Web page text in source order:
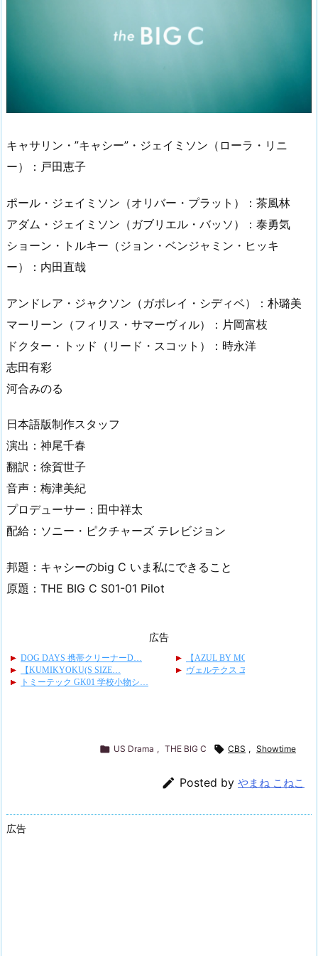
キャサリン・”キャシー”・ジェイミソン（ローラ・リニ
ー）：戸田恵子
ポール・ジェイミソン（オリバー・プラット）：茶風林
アダム・ジェイミソン（ガブリエル・バッソ）：泰勇気
ショーン・トルキー（ジョン・ベンジャミン・ヒッキ
ー）：内田直哉
アンドレア・ジャクソン（ガボレイ・シディベ）：朴璐美
マーリーン（フィリス・サマーヴィル）：片岡富枝
ドクター・トッド（リード・スコット）：時永洋
志田有彩
河合みのる
日本語版制作スタッフ
演出：神尾千春
翻訳：徐賀世子
音声：梅津美紀
プロデューサー：田中祥太
配給：ソニー・ピクチャーズ テレビジョン
邦題：キャシーのbig C いま私にできること
原題：THE BIG C S01-01 Pilot
広告
 US Drama , THE BIG C  CBS , Showtime
 Posted by やまね こねこ
広告